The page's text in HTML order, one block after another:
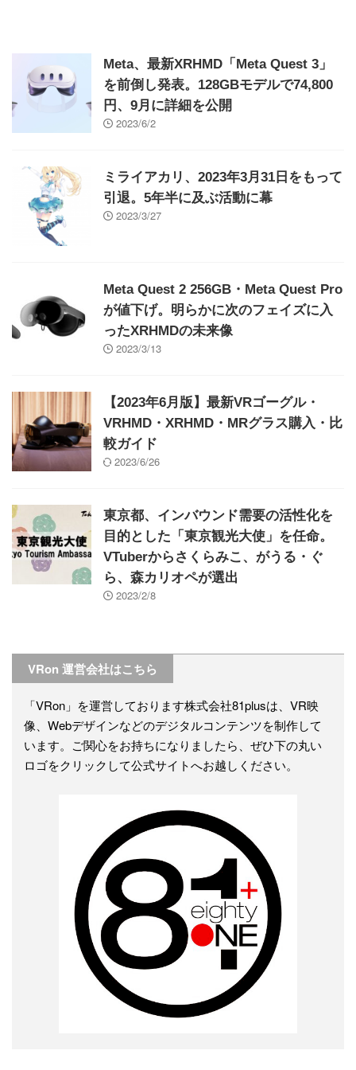
Meta、最新XRHMD「Meta Quest 3」
を前倒し発表。128GBモデルで74,800
円、9月に詳細を公開
2023/6/2
ミライアカリ、2023年3月31日をもって
引退。5年半に及ぶ活動に幕
2023/3/27
Meta Quest 2 256GB・Meta Quest Pro
が値下げ。明らかに次のフェイズに入
ったXRHMDの未来像
2023/3/13
【2023年6月版】最新VRゴーグル・
VRHMD・XRHMD・MRグラス購入・比
較ガイド
2023/6/26
東京都、インバウンド需要の活性化を
目的とした「東京観光大使」を任命。
VTuberからさくらみこ、がうる・ぐ
ら、森カリオペが選出
2023/2/8
VRon 運営会社はこちら
「VRon」を運営しております株式会社81plusは、VR映
像、Webデザインなどのデジタルコンテンツを制作して
います。ご関心をお持ちになりましたら、ぜひ下の丸い
ロゴをクリックして公式サイトへお越しください。